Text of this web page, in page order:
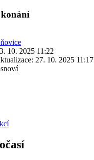
konání
10. 2025 11:22
27. 10. 2025 11:17